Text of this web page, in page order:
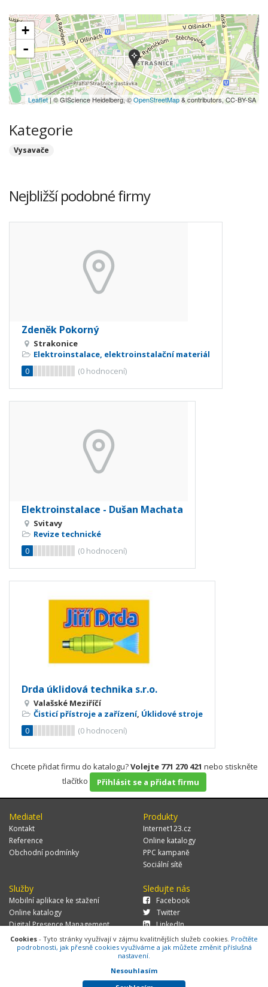
+
-
Leaflet| © GIScience Heidelberg, ©OpenStreetMap& contributors, CC-BY-SA
Kategorie
Vysavače
Nejbližší podobné firmy
Zdeněk Pokorný
Strakonice
Elektroinstalace, elektroinstalační materiál
0
(0 hodnocení)
Elektroinstalace - Dušan Machata
Svitavy
Revize technické
0
(0 hodnocení)
Drda úklidová technika s.r.o.
Valašské Meziříčí
Čisticí přístroje a zařízení, Úklidové stroje
0
(0 hodnocení)
Chcete přidat firmu do katalogu?Volejte 771 270 421 nebo stiskněte
tlačítko
Přihlásit se a přidat firmu
Mediatel
Kontakt
Reference
Obchodní podmínky
Produkty
Internet123.cz
Online katalogy
PPC kampaně
Sociální sítě
Služby
Mobilní aplikace ke stažení
Online katalogy
Digital Presence Management
Více zákazníků
Sledujte nás
Facebook
Twitter
LinkedIn
© 2026 MEDIATEL CZ, s.r.o.,Za Potokem 46/4, 106 00 Praha 10, tel.:
Cookies - Tyto stránky využívají v zájmu kvalitnějších služeb cookies. Pročtěte
podrobnosti, jak přesně cookies využíváme a jak můžete změnit příslušná
nastavení.
Nesouhlasím